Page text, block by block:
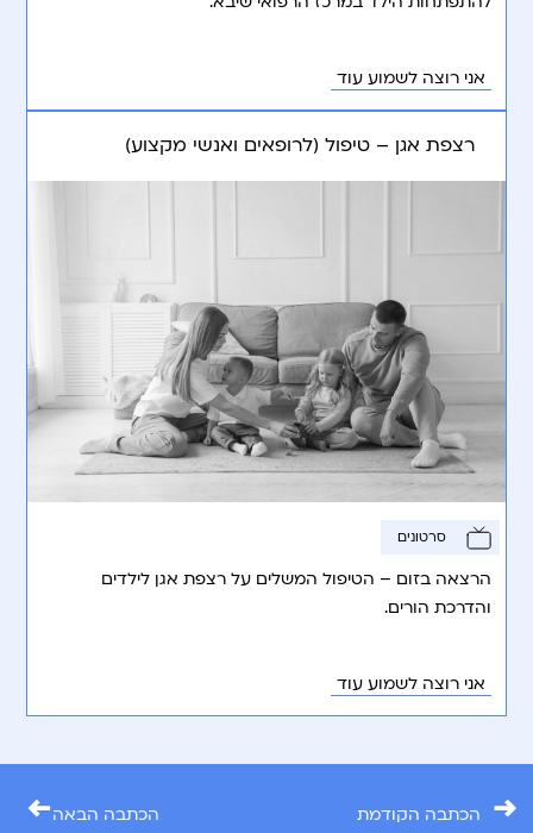
אני רוצה לשמוע עוד
רצפת אגן – טיפול (לרופאים ואנשי מקצוע)
סרטונים
הרצאה בזום – הטיפול המשלים על רצפת אגן לילדים
והדרכת הורים.
אני רוצה לשמוע עוד
→ הכתבה הקודמת הכתבה הבאה←